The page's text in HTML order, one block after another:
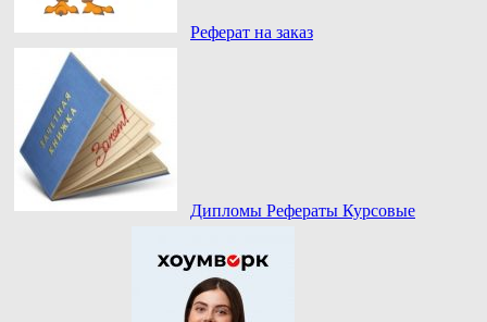
Реферат на заказ
Дипломы Рефераты Курсовые